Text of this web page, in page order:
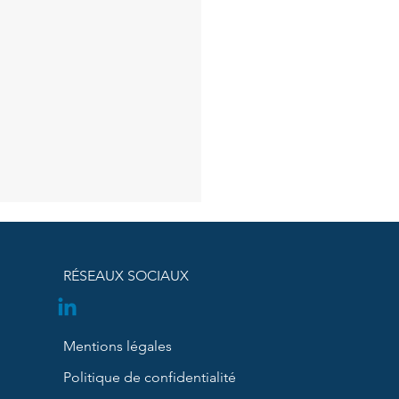
est-elle désormais
RÉSEAUX SOCIAUX
Mentions légales
Politique de confidentialité